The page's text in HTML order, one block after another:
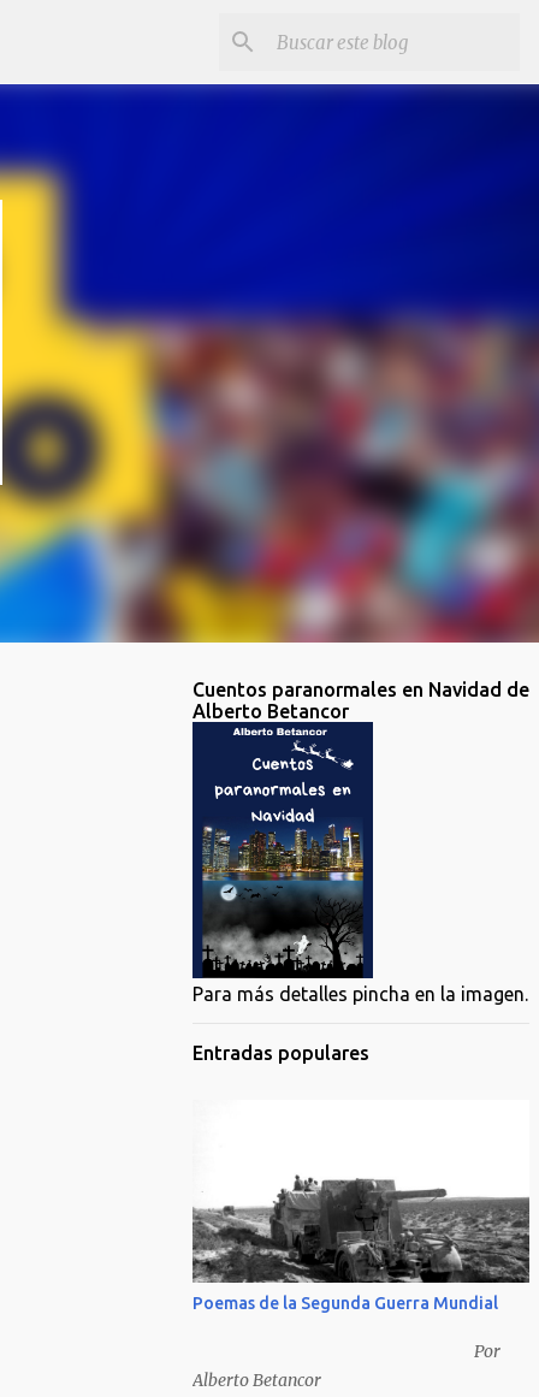
Cuentos paranormales en Navidad de
Alberto Betancor
Para más detalles pincha en la imagen.
Entradas populares
Poemas de la Segunda Guerra Mundial
Por
Alberto Betancor